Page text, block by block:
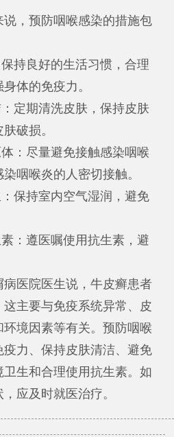
，预防咽喉感染的措施包
良好的生活习惯，合理
体的免疫力。
期清洗皮肤，保持皮肤
破损。
尽量避免接触感染咽喉
咽喉炎的人密切接触。
持室内空气湿润，避免
遵医嘱使用抗生素，避
医院医生说，牛皮癣患者
主要与免疫系统异常、皮
境因素等有关。预防咽喉
力、保持皮肤清洁、避免
生和合理使用抗生素。如
应及时就医治疗。